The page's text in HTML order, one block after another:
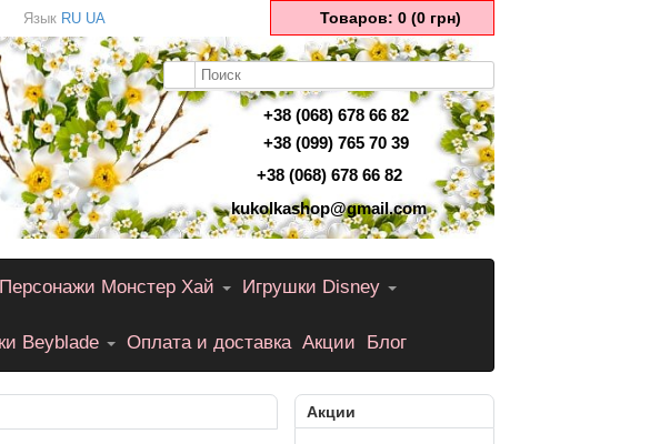
Язык RU UA Товаров: 0 (0 грн)
+38 (068) 678 66 82
+38 (099) 765 70 39
+38 (068) 678 66 82
kukolkashop@gmail.com
Персонажи Монстер Хай Игрушки Disney
Beyblade Оплата и доставка Акции Блог
Акции